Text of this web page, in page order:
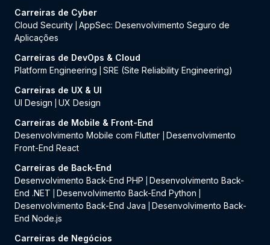
Carreiras de Cyber
Cloud Security AppSec: Desenvolvimento Seguro de
Aplicações
Carreiras de DevOps & Cloud
Platform Engineering
SRE (Site Reliability Engineering)
Carreiras de UX & UI
UI Design
UX Design
Carreiras de Mobile & Front-End
Desenvolvimento Mobile com Flutter
Desenvolvimento
Front-End React
Carreiras de Back-End
Desenvolvimento Back-End PHP
Desenvolvimento Back-
End .NET
Desenvolvimento Back-End Python
Desenvolvimento Back-End Java
Desenvolvimento Back-
End Node.js
Carreiras de Negócios